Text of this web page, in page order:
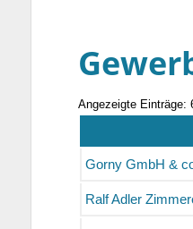
Angezeigte Einträge:
Gorny GmbH &
Ralf Adler